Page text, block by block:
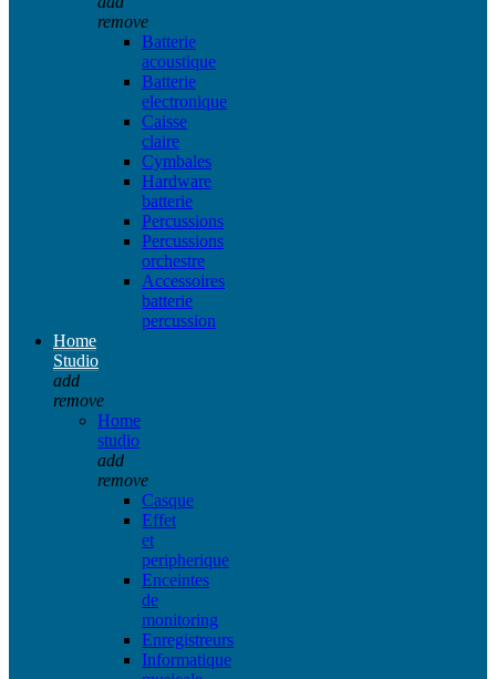
remove
Batterie
acoustique
Batterie
electronique
Caisse
claire
Cymbales
Hardware
batterie
Percussions
Percussions
orchestre
Accessoires
batterie
percussion
Home
Studio
add
remove
Home
studio
add
remove
Casque
Effet
et
peripherique
Enceintes
de
monitoring
Enregistreurs
Informatique